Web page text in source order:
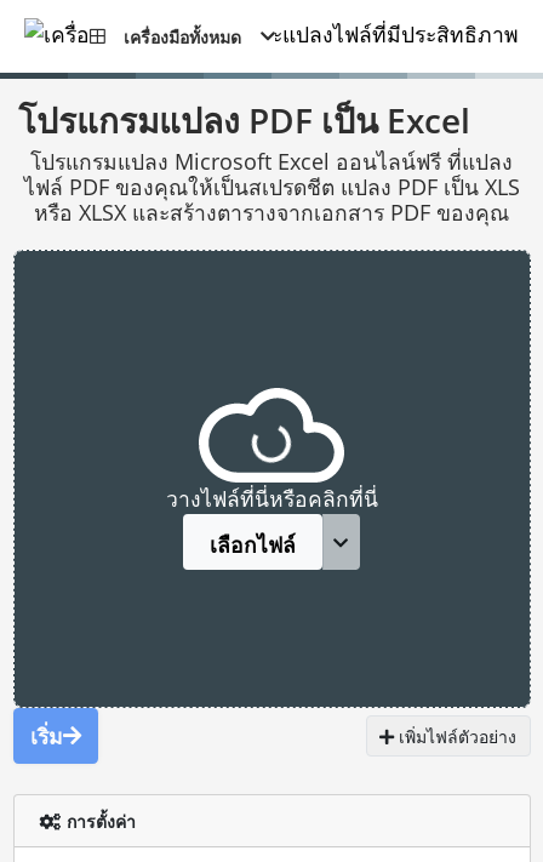
เครื่องมือทั้งหมด
โปรแกรมแปลง PDF เป็น Excel
โปรแกรมแปลง Microsoft Excel ออนไลน์ฟรี ที่แปลง
ไฟล์ PDF ของคุณให้เป็นสเปรดชีต แปลง PDF เป็น XLS
หรือ XLSX และสร้างตารางจากเอกสาร PDF ของคุณ
วางไฟล์ที่นี่หรือคลิกที่นี่
เลือกไฟล์
เริ่ม เพิ่มไฟล์ตัวอย่าง
การตั้งค่า